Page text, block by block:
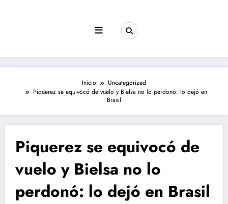
Inicio
Uncategorized
Piquerez se equivocó de vuelo y Bielsa no lo perdonó: lo dejó en
Brasil
Piquerez se equivocó de
vuelo y Bielsa no lo
perdonó: lo dejó en Brasil